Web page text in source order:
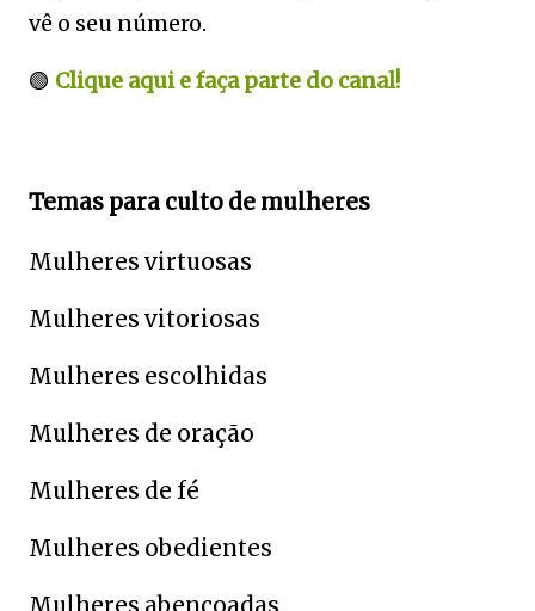
vê o seu número.
🟢 Clique aqui e faça parte do canal!
Temas para culto de mulheres
Mulheres virtuosas
Mulheres vitoriosas
Mulheres escolhidas
Mulheres de oração
Mulheres de fé
Mulheres obedientes
Mulheres abençoadas